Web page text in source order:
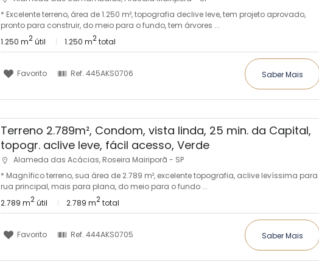
* Excelente terreno, área de 1.250 m², topografia declive leve, tem projeto aprovado,
pronto para construir, do meio para o fundo, tem árvores ...
1.250 m2útil 1.250 m2total
Favorito Ref. 445AKS0706 Saber Mais
Terreno 2.789m², Condom, vista linda, 25 min. da Capital,
topogr. aclive leve, fácil acesso, Verde
Alameda das Acácias, Roseira Mairiporã - SP
* Magnífico terreno, sua área de 2.789 m², excelente topografia, aclive levíssima para
rua principal, mais para plana, do meio para o fundo ...
2.789 m2útil 2.789 m2total
Favorito Ref. 444AKS0705 Saber Mais